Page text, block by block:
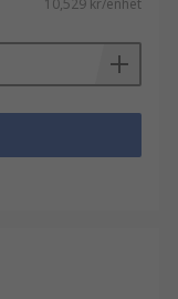
10,529 kr/enhet